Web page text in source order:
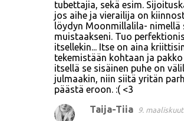
tubettajia, sekä esim.
jos aihe ja vierailija on
löydyn Moonmillalila- nimellä
muistaakseni. Tuo
itsellekin... Itse on aina
tekemistään kohtaan ja
itsellä se sisäinen puhe on
julmaakin, niin siitä yritän
päästä eroon. :( <3
Taija-Tiia 9.